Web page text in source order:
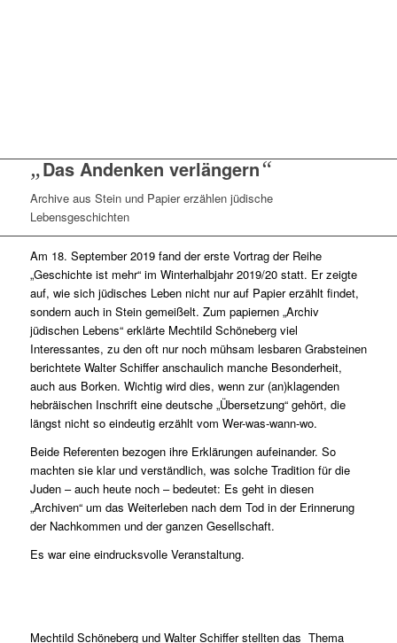
„Das Andenken verlängern“
Archive aus Stein und Papier erzählen jüdische
Lebensgeschichten
Am 18. September 2019 fand der erste Vortrag der Reihe
„Geschichte ist mehr“ im Winterhalbjahr 2019/20 statt. Er zeigte
auf, wie sich jüdisches Leben nicht nur auf Papier erzählt findet,
sondern auch in Stein gemeißelt. Zum papiernen „Archiv
jüdischen Lebens“ erklärte Mechtild Schöneberg viel
Interessantes, zu den oft nur noch mühsam lesbaren Grabsteinen
berichtete Walter Schiffer anschaulich manche Besonderheit,
auch aus Borken. Wichtig wird dies, wenn zur (an)klagenden
hebräischen Inschrift eine deutsche „Übersetzung“ gehört, die
längst nicht so eindeutig erzählt vom Wer-was-wann-wo.
Beide Referenten bezogen ihre Erklärungen aufeinander. So
machten sie klar und verständlich, was solche Tradition für die
Juden – auch heute noch – bedeutet: Es geht in diesen
„Archiven“ um das Weiterleben nach dem Tod in der Erinnerung
der Nachkommen und der ganzen Gesellschaft.
Es war eine eindrucksvolle Veranstaltung.
Mechtild Schöneberg und Walter Schiffer stellten das Thema